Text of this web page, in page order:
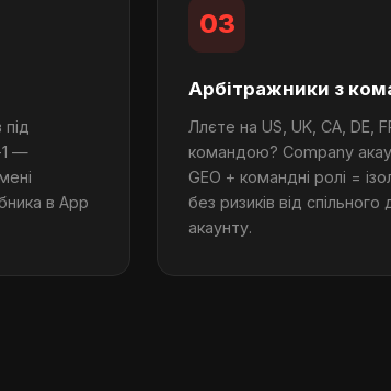
1 —
в App
03
Арбітражники з
Ллєте на US, UK, CA, DE,
командою? Company
GEO + командні ролі =
без ризиків від
акаунту.